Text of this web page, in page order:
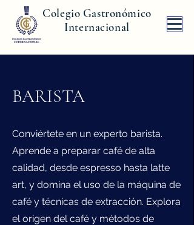
Colegio Gastronómico
Internacional
BARISTA
Conviértete en un experto barista.
Aprende a preparar café de alta
calidad, desde espresso hasta latte
art, y domina el uso de la máquina de
café y técnicas de extracción. Explora
el origen del café y métodos de